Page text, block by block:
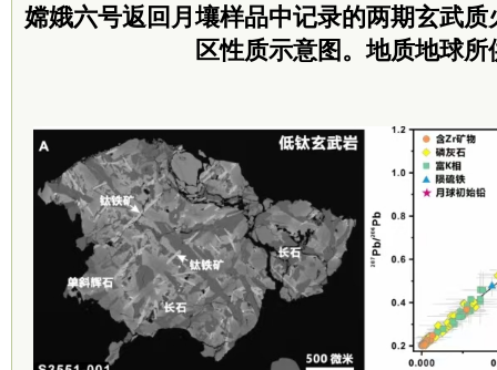
嫦娥六号返回月壤样品中记录的两期玄武
区性质示意图。地质地球所